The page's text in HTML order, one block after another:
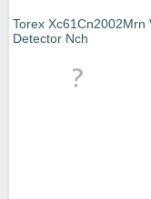
Torex Xc61Cn2002Mrn
Detector Nch